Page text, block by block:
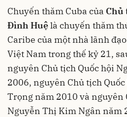
Chuyến thăm Cuba của Chủ
Đình Huệlà chuyến thăm
Caribe của một nhà lãnh
Việt Nam trong thế kỷ 21,
nguyên Chủ tịch Quốc hội
2006, nguyên Chủ tịch
Trọng năm 2010 và nguyên
Nguyễn Thị Kim Ngân năm